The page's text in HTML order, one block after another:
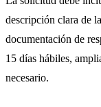
descripción clara de
documentación de
15 días hábiles,
necesario.